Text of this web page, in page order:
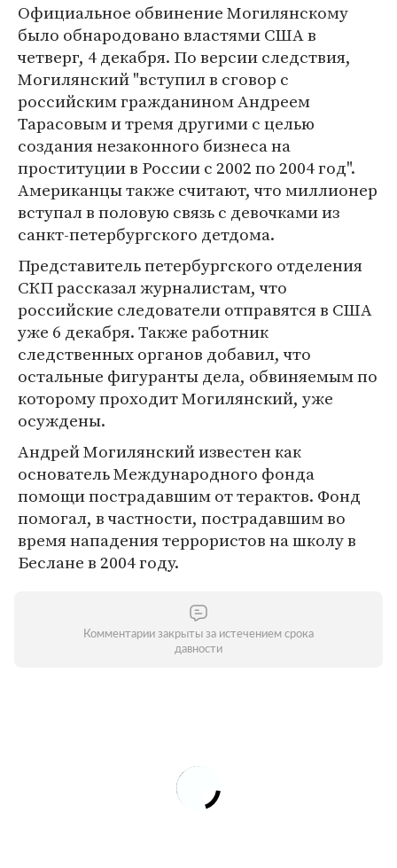
Официальное обвинение Могилянскому
было обнародовано властями США в
четверг, 4 декабря. По версии следствия,
Могилянский "вступил в сговор с
российским гражданином Андреем
Тарасовым и тремя другими с целью
создания незаконного бизнеса на
проституции в России с 2002 по 2004 год".
Американцы также считают, что миллионер
вступал в половую связь с девочками из
санкт-петербургского детдома.
Представитель петербургского отделения
СКП рассказал журналистам, что
российские следователи отправятся в США
уже 6 декабря. Также работник
следственных органов добавил, что
остальные фигуранты дела, обвиняемым по
которому проходит Могилянский, уже
осуждены.
Андрей Могилянский известен как
основатель Международного фонда
помощи пострадавшим от терактов. Фонд
помогал, в частности, пострадавшим во
время нападения террористов на школу в
Беслане в 2004 году.
Комментарии закрыты за истечением срока
давности